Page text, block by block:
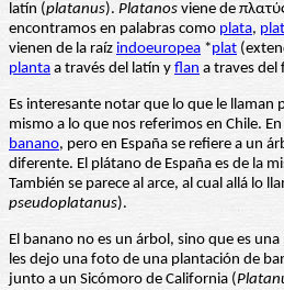
latín (platanus). Platanos viene de
encontramos en palabras como plata,
vienen de la raíz indoeuropea *plat
planta a través del latín y flan a traves del
Es interesante notar que lo que le llaman
mismo a lo que nos referimos en Chile.
banano, pero en España se refiere a un
diferente. El plátano de España es de la
También se parece al arce, al cual allá lo
pseudoplatanus).
El banano no es un árbol, sino que es
les dejo una foto de una plantación de
junto a un Sicómoro de California (